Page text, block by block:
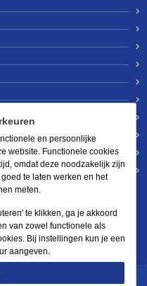
en persoonlijke
website. Functionele cookies
omdat deze noodzakelijk zijn
te laten werken en het
meten.
te klikken, ga je akkoord
van zowel functionele als
Bij instellingen kun je een
aangeven.